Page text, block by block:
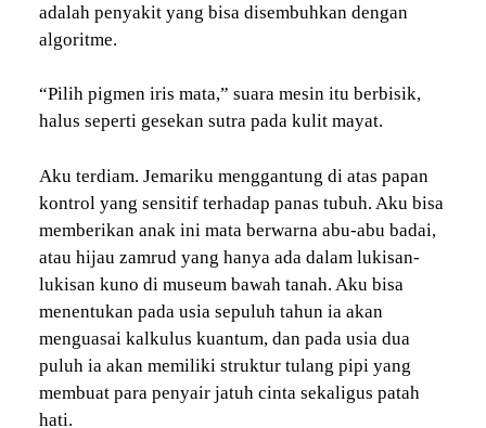
adalah penyakit yang bisa disembuhkan dengan
algoritme.
“Pilih pigmen iris mata,” suara mesin itu berbisik,
halus seperti gesekan sutra pada kulit mayat.
Aku terdiam. Jemariku menggantung di atas papan
kontrol yang sensitif terhadap panas tubuh. Aku bisa
memberikan anak ini mata berwarna abu-abu badai,
atau hijau zamrud yang hanya ada dalam lukisan-
lukisan kuno di museum bawah tanah. Aku bisa
menentukan pada usia sepuluh tahun ia akan
menguasai kalkulus kuantum, dan pada usia dua
puluh ia akan memiliki struktur tulang pipi yang
membuat para penyair jatuh cinta sekaligus patah
hati.